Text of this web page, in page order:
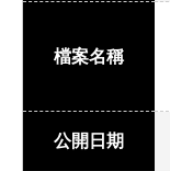
檔案名稱
公開日期